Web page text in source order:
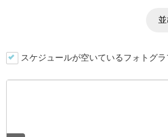
スケジュールが空いているフォトグ